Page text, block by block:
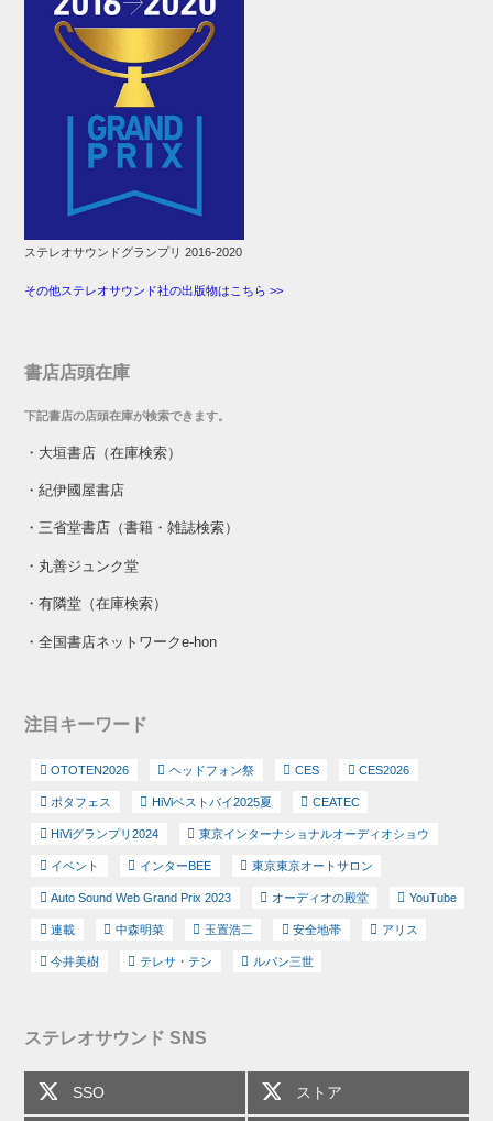
ステレオサウンドグランプリ 2016-2020
その他ステレオサウンド社の出版物はこちら >>
書店店頭在庫
下記書店の店頭在庫が検索できます。
・ 大垣書店（在庫検索）
・紀伊國屋書店
・三省堂書店（書籍・雑誌検索）
・ 丸善ジュンク堂
・有隣堂（在庫検索）
・全国書店ネットワークe-hon
注目キーワード
OTOTEN2026 ヘッドフォン祭 CES CES2026
ポタフェス HiViベストバイ2025夏 CEATEC
HiViグランプリ2024 東京インターナショナルオーディオショウ
イベント インターBEE 東京東京オートサロン
Auto Sound Web Grand Prix 2023 オーディオの殿堂 YouTube
連載 中森明菜 玉置浩二 安全地帯 アリス
今井美樹 テレサ・テン ルパン三世
ステレオサウンド SNS
SSO ストア